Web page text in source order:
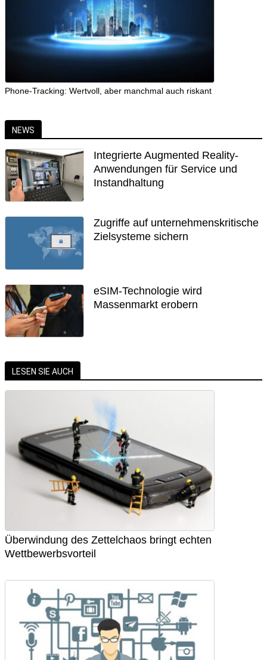
Phone-Tracking: Wertvoll, aber manchmal auch riskant
NEWS
Integrierte Augmented Reality-
Anwendungen für Service und
Instandhaltung
Zugriffe auf unternehmenskritische
Zielsysteme sichern
eSIM-Technologie wird
Massenmarkt erobern
LESEN SIE AUCH
Überwindung des Zettelchaos bringt echten
Wettbewerbsvorteil